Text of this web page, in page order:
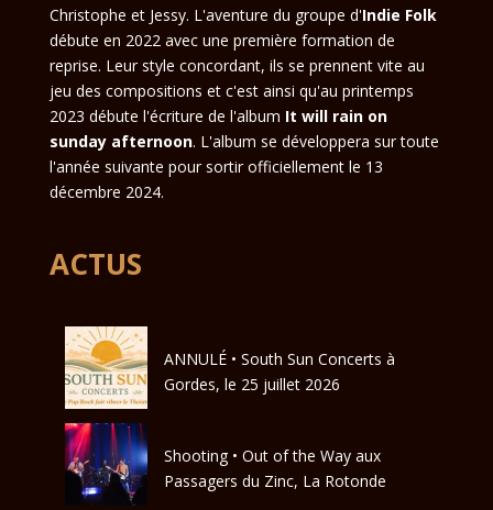
Christophe et Jessy. L'aventure du groupe d'Indie Folk
débute en 2022 avec une première formation de
reprise. Leur style concordant, ils se prennent vite au
jeu des compositions et c'est ainsi qu'au printemps
2023 débute l'écriture de l'album It will rain on
sunday afternoon. L'album se développera sur toute
l'année suivante pour sortir officiellement le 13
décembre 2024.
ACTUS
ANNULÉ • South Sun Concerts à
Gordes, le 25 juillet 2026
Shooting • Out of the Way aux
Passagers du Zinc, La Rotonde